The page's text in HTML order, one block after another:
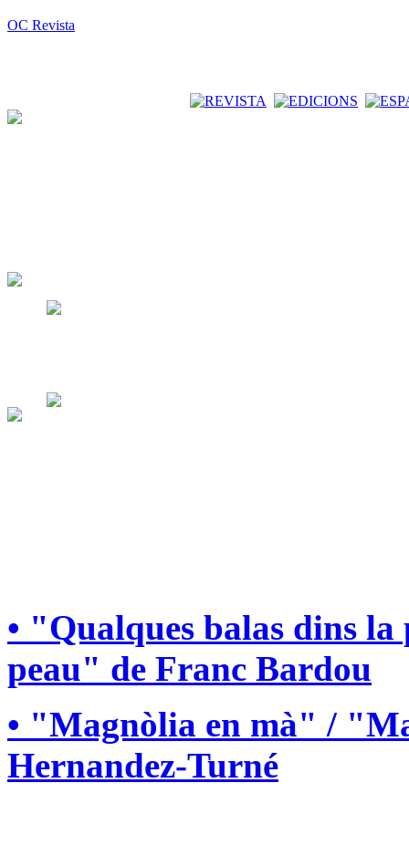
OC Revista
• "Qualques balas dins
peau" de Franc Bardou
• "Magnòlia en mà" /
Hernandez-Turné